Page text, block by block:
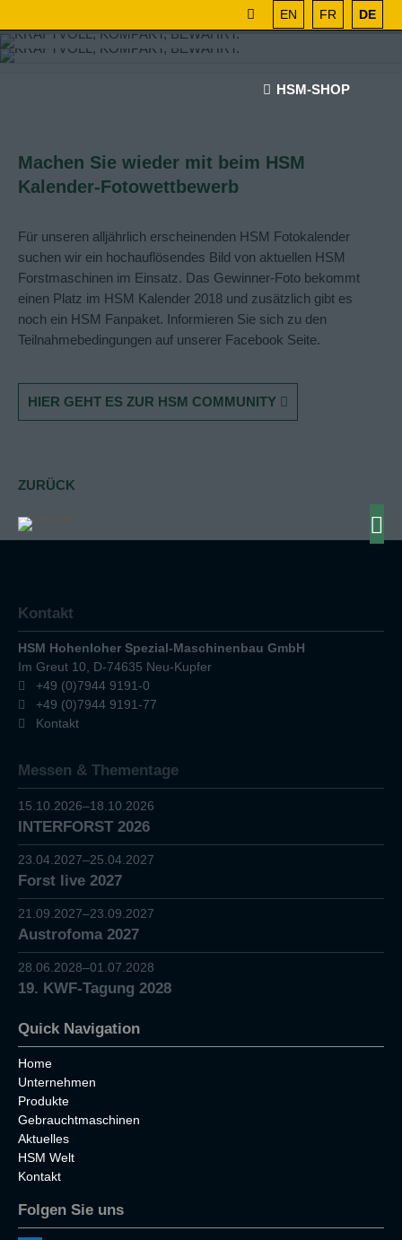
EN FR DE
HSM-SHOP
Machen Sie wieder mit beim HSM
Kalender-Fotowettbewerb
Für unseren alljährlich erscheinenden HSM Fotokalender
suchen wir ein hochauflösendes Bild von aktuellen HSM
Forstmaschinen im Einsatz. Das Gewinner-Foto bekommt
einen Platz im HSM Kalender 2018 und zusätzlich gibt es
noch ein HSM Fanpaket. Informieren Sie sich zu den
Teilnahmebedingungen auf unserer Facebook Seite.
HIER GEHT ES ZUR HSM COMMUNITY
ZURÜCK
Kontakt
HSM Hohenloher Spezial-Maschinenbau GmbH
Im Greut 10, D-74635 Neu-Kupfer
+49 (0)7944 9191-0
+49 (0)7944 9191-77
Kontakt
Messen & Thementage
15.10.2026–18.10.2026
INTERFORST 2026
23.04.2027–25.04.2027
Forst live 2027
21.09.2027–23.09.2027
Austrofoma 2027
28.06.2028–01.07.2028
19. KWF-Tagung 2028
Quick Navigation
Home
Unternehmen
Produkte
Gebrauchtmaschinen
Aktuelles
HSM Welt
Kontakt
Folgen Sie uns